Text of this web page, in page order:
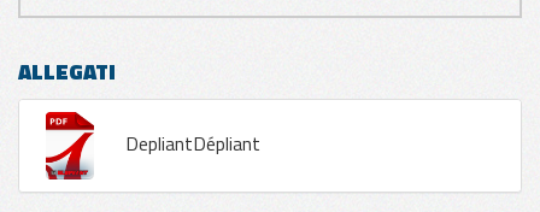
ALLEGATI
DepliantDépliant